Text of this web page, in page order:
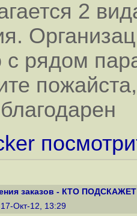
2
с рядом
заказов - КТО
Окт-12, 13:29